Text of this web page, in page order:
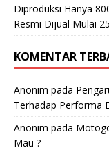
Diproduksi Hanya
Resmi Dijual Mulai
KOMENTAR
Anonim pada
Terhadap Performa
Anonim pada
Mau ?